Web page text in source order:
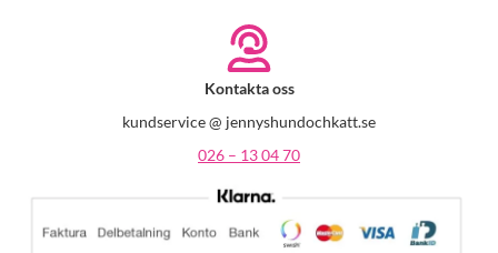
Kontakta oss
kundservice @ jennyshundochkatt.se
026 – 13 04 70